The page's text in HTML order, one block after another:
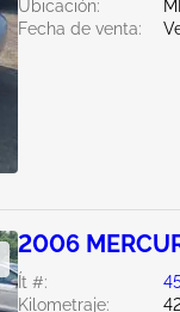
Ubicación:
Fecha de venta:
2006
Ít #:
Kilometraje: